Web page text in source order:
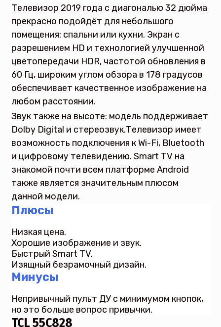
Телевизор 2019 года с диагональю 32 дюйма
прекрасно подойдёт для небольшого
помещения: спальни или кухни. Экран с
разрешением HD и технологией улучшенной
цветопередачи HDR, частотой обновления в
60 Гц, широким углом обзора в 178 градусов
обеспечивает качественное изображение на
любом расстоянии.
Звук также на высоте: модель поддерживает
Dolby Digital и стереозвук.Телевизор имеет
возможность подключения к Wi-Fi, Bluetooth
и цифровому телевидению. Smart TV на
знакомой почти всем платформе Android
также является значительным плюсом
данной модели.
Плюсы
Низкая цена.
Хорошие изображение и звук.
Быстрый Smart TV.
Изящный безрамочный дизайн.
Минусы
Непривычный пульт ДУ с минимумом кнопок,
но это больше вопрос привычки.
TCL 55C828